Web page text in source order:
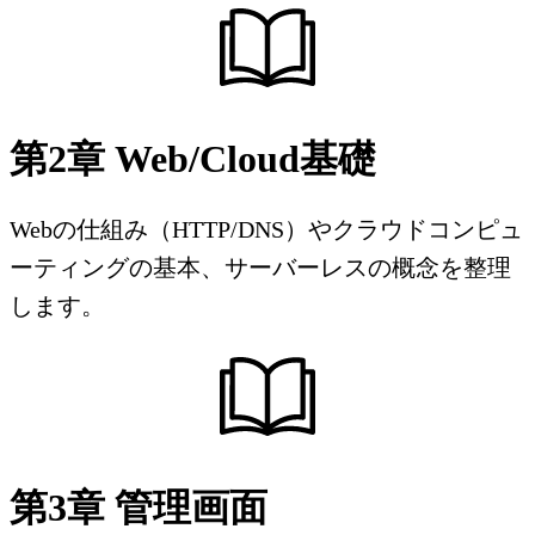
第2章 Web/Cloud基礎
Webの仕組み（HTTP/DNS）やクラウドコンピュ
ーティングの基本、サーバーレスの概念を整理
します。
第3章 管理画面